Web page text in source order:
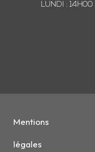
LUNDI :
Mentions
légales